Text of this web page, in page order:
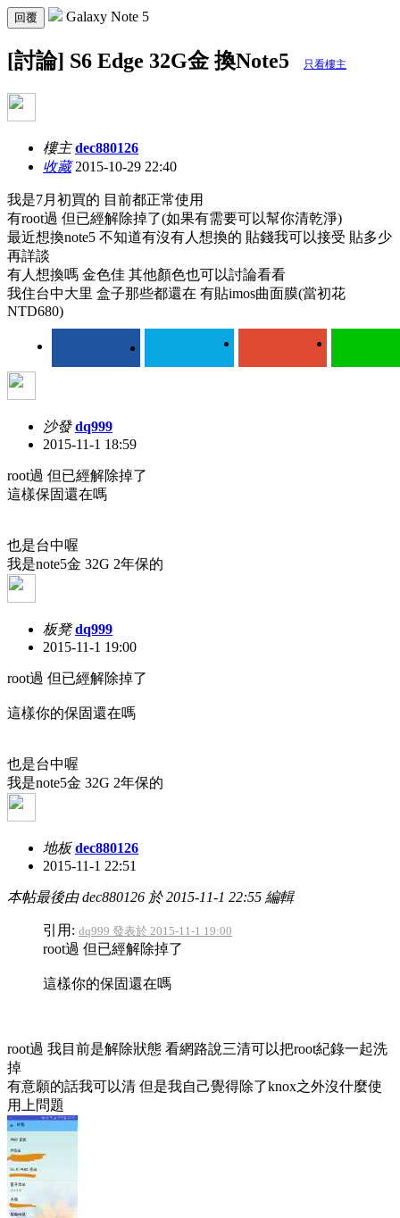
回覆 Galaxy Note 5
[討論] S6 Edge 32G金 換Note5 只看樓主
樓主 dec880126
收藏2015-10-29 22:40
我是7月初買的 目前都正常使用
有root過 但已經解除掉了(如果有需要可以幫你清乾淨)
最近想換note5 不知道有沒有人想換的 貼錢我可以接受 貼多少
再詳談
有人想換嗎 金色佳 其他顏色也可以討論看看
我住台中大里 盒子那些都還在 有貼imos曲面膜(當初花
NTD680)
沙發 dq999
2015-11-1 18:59
root過 但已經解除掉了
這樣保固還在嗎
也是台中喔
我是note5金 32G 2年保的
板凳 dq999
2015-11-1 19:00
root過 但已經解除掉了
這樣你的保固還在嗎
也是台中喔
我是note5金 32G 2年保的
地板 dec880126
2015-11-1 22:51
本帖最後由 dec880126 於 2015-11-1 22:55 編輯
引用: dq999 發表於 2015-11-1 19:00
root過 但已經解除掉了
這樣你的保固還在嗎
root過 我目前是解除狀態 看網路說三清可以把root紀錄一起洗
掉
有意願的話我可以清 但是我自己覺得除了knox之外沒什麼使
用上問題